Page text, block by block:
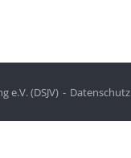
e.V. (DSJV) Datenschutz